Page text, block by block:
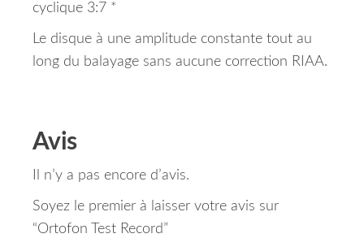
cyclique 3:7 *
Le disque à une amplitude constante tout au
long du balayage sans aucune correction RIAA.
Avis
Il n’y a pas encore d’avis.
Soyez le premier à laisser votre avis sur
“Ortofon Test Record”